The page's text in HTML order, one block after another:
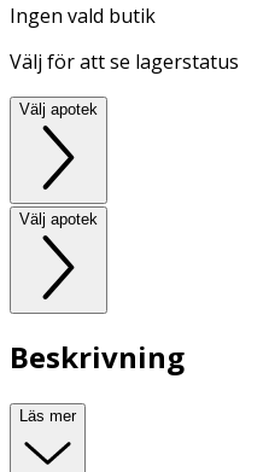
Ingen vald butik
Välj för att se lagerstatus
Välj apotek
Välj apotek
Beskrivning
Läs mer